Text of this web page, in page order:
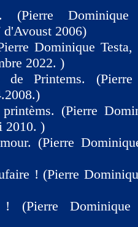
(Pierre
2006)
Dominique
2022. )
de Printems.
(Pierre
2010. )
(Pierre
! (Pierre
! (Pierre